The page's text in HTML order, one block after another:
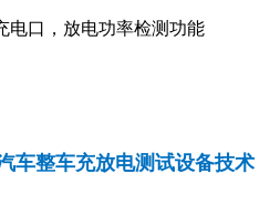
电口，放电功率检测功能
车整车充放电测试设备技术